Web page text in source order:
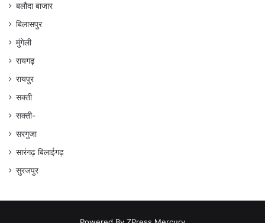
बलौदा बाजार
बिलासपुर
मुंगेली
रायगढ़
रायपुर
सक्ती
सक्ती-
सरगुजा
सारंगढ़ बिलाईगढ़
सुरजपुर